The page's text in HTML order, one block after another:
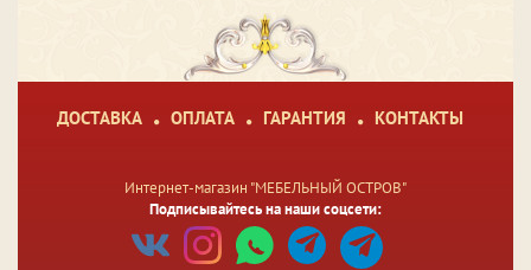
ДОСТАВКА ОПЛАТА ГАРАНТИЯ КОНТАКТЫ
Интернет-магазин "МЕБЕЛЬНЫЙ ОСТРОВ"
Подписывайтесь на наши соцсети: